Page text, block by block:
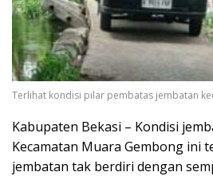
Terlihat kondisi pilar pembatas jembatan
Kabupaten Bekasi – Kondisi
Kecamatan Muara Gembong ini
jembatan tak berdiri dengan